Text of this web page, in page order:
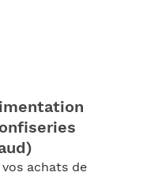
achats de